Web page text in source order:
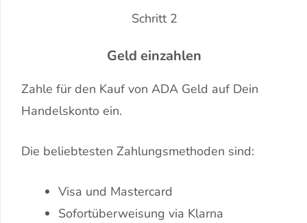
Schritt 2
Geld einzahlen
Zahle für den Kauf von ADA Geld auf Dein
Handelskonto ein.
Die beliebtesten Zahlungsmethoden sind:
Visa und Mastercard
Sofortüberweisung via Klarna